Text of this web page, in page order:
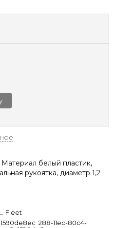
белый пластик,
рукоятка, диаметр 1,2
Fleet
fc2df8b1-8288-11ec-80c4-